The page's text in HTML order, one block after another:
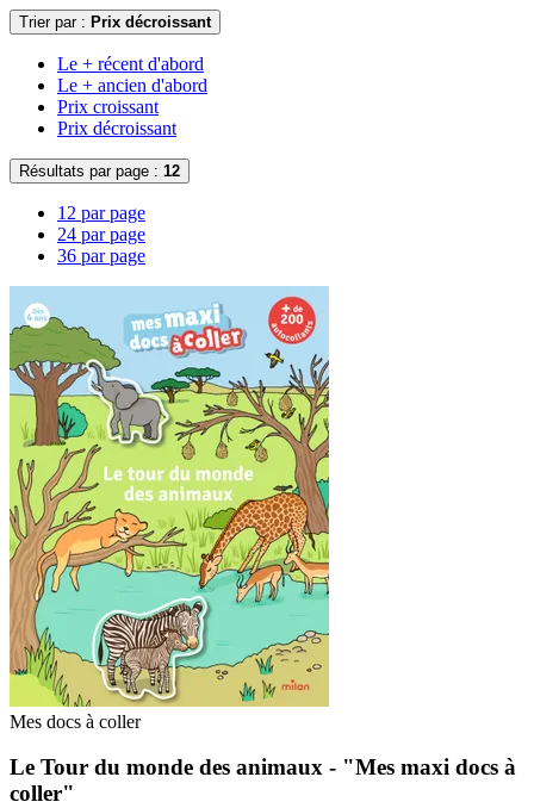
Trier par : Prix décroissant
Le + récent d'abord
Le + ancien d'abord
Prix croissant
Prix décroissant
Résultats par page : 12
12 par page
24 par page
36 par page
Mes docs à coller
Le Tour du monde des animaux - "Mes maxi docs à
coller"